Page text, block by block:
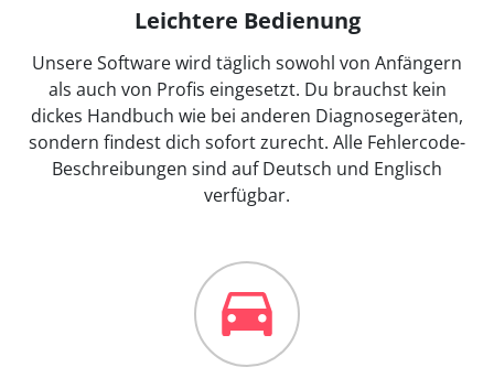
Leichtere Bedienung
Unsere Software wird täglich sowohl von Anfängern
als auch von Profis eingesetzt. Du brauchst kein
dickes Handbuch wie bei anderen Diagnosegeräten,
sondern findest dich sofort zurecht. Alle Fehlercode-
Beschreibungen sind auf Deutsch und Englisch
verfügbar.